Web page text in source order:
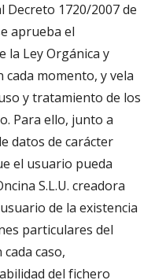
Decreto 1720/2007 de
aprueba el
la Ley Orgánica y
momento, y vela
y tratamiento de los
Para ello, junto a
datos de carácter
el usuario pueda
S.L.U. creadora
de la existencia
particulares del
caso,
del fichero